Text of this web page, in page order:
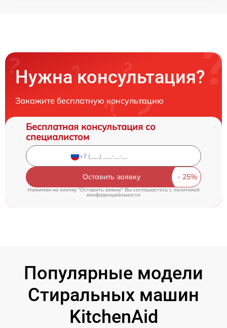
Нужна консультация?
Закажите бесплатную консультацию
Бесплатная консультация со
специалистом
Оставить заявку
Нажимая на кнопку "Оставить заявку" Вы соглашаетесь cполитикой
конфиденциальности
Популярные модели
Стиральных машин
KitchenAid